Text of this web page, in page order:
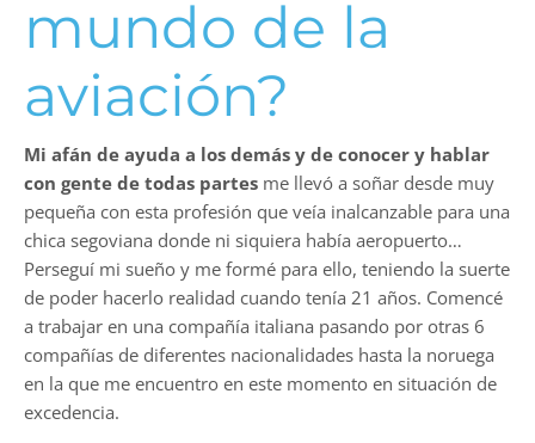
mundo de la
aviación?
Mi afán de ayuda a los demás y de conocer y hablar
con gente de todas partes me llevó a soñar desde muy
pequeña con esta profesión que veía inalcanzable para una
chica segoviana donde ni siquiera había aeropuerto…
Perseguí mi sueño y me formé para ello, teniendo la suerte
de poder hacerlo realidad cuando tenía 21 años. Comencé
a trabajar en una compañía italiana pasando por otras 6
compañías de diferentes nacionalidades hasta la noruega
en la que me encuentro en este momento en situación de
excedencia.